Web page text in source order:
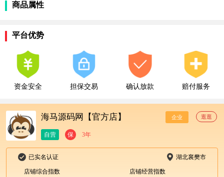
商品属性
平台优势
资金安全 担保交易 确认放款 赔付服务
海马源码网【官方店】 企业 逛逛
自营 保 3年
已实名认证 湖北襄樊市
店铺综合指数
店铺经营指数